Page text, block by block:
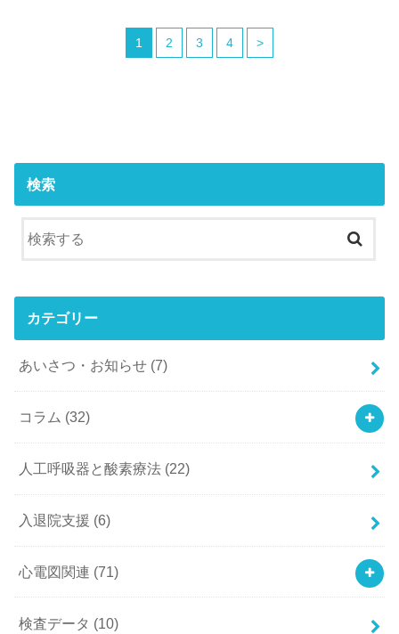
1 2 3 4 >
検索
カテゴリー
あいさつ・お知らせ (7)
コラム (32)
人工呼吸器と酸素療法 (22)
入退院支援 (6)
心電図関連 (71)
検査データ (10)